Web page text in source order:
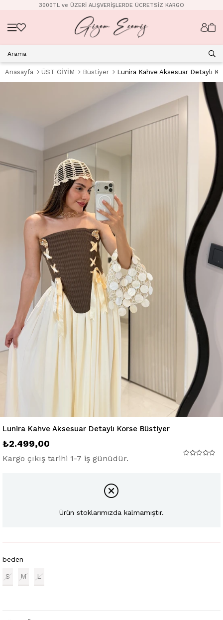
3000TL ve ÜZERİ ALIŞVERİŞLERDE ÜCRETSİZ KARGO
Anasayfa ÜST GİYİM Büstiyer Lunira Kahve Aksesuar Detaylı
Lunira Kahve Aksesuar Detaylı Korse Büstiyer
₺2.499,00
Kargo çıkış tarihi 1-7 iş günüdür.
Ürün stoklarımızda kalmamıştır.
beden
S M L